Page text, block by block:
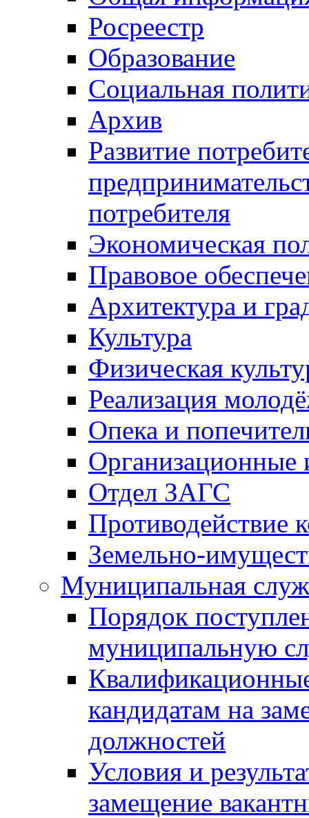
Росреестр
Образование
Социальная
Архив
Развитие
потребителя
Экономическая
Правовое
Архитектура и
Культура
Физическая
Реализация
Опека и
Отдел ЗАГС
Противодействие
Земельно-
Муниципальная
Порядок
муниципальную
кандидатам на
должностей
Условия и
замещение